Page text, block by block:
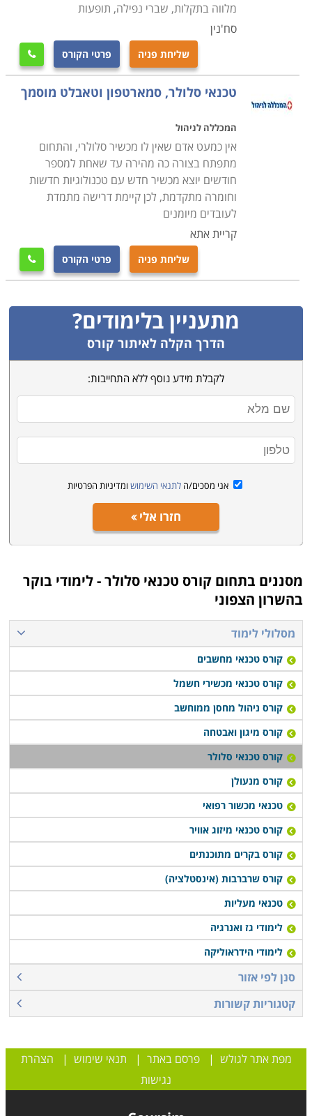
מלווה בתקלות, שברי נפילה, תופעות
סח'נין
שליחת פניה פרטי הקורס 
טכנאי סלולר, סמארטפון וטאבלט מוסמך
המכללה לניהול
אין כמעט אדם שאין לו מכשיר סלולרי, והתחום
מתפתח בצורה כה מהירה עד שאחת למספר
חודשים יוצא מכשיר חדש עם טכנולוגיות חדשות
וחומרה מתקדמת, לכן קיימת דרישה מתמדת
לעובדים מיומנים
קריית אתא
שליחת פניה פרטי הקורס 
מתעניין בלימודים?
הדרך הקלה לאיתור קורס
לקבלת מידע נוסף ללא התחייבות:
אני מסכים/ה לתנאי השימוש ומדיניות הפרטיות
חזרו אלי
מסננים בתחום קורס טכנאי סלולר - לימודי בוקר
בהשרון הצפוני
מסלולי לימוד
קורס טכנאי מחשבים
קורס טכנאי מכשירי חשמל
קורס ניהול מחסן ממוחשב
קורס מיגון ואבטחה
קורס טכנאי סלולר
קורס מנעולן
טכנאי מכשור רפואי
קורס טכנאי מיזוג אוויר
קורס בקרים מתוכנתים
קורס שרברבות (אינסטלציה)
טכנאי מעליות
לימודי גז ואנרגיה
לימודי הידראוליקה
סנן לפי אזור
קטגוריות קשורות
מפת אתר לגולש |פרסם באתר | תנאי שימוש | הצהרת
נגישות